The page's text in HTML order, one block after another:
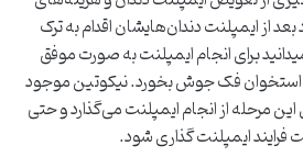
از ایمپلنت دندان‌هایشان اقدام به ترک
برای انجام ایمپلنت به صورت موفق
استخوان فک جوش بخورد. نیکوتین موجود
مرحله از انجام ایمپلنت می‌گذارد و حتی
ایمپلنت گذاری شود.